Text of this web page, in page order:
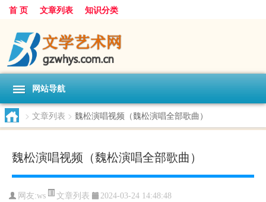
首 页 文章列表 知识分类
网站导航
> 文章列表 > 魏松演唱视频（魏松演唱全部歌曲）
魏松演唱视频（魏松演唱全部歌曲）
网友:ws 文章列表 2024-03-24 14:48:48